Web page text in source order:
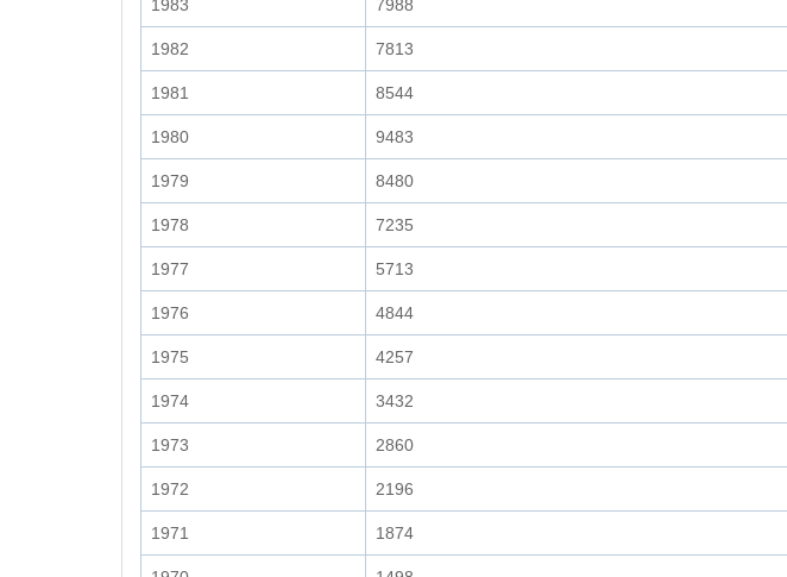
1983 7988
1982 7813
1981 8544
1980 9483
1979 8480
1978 7235
1977 5713
1976 4844
1975 4257
1974 3432
1973 2860
1972 2196
1971 1874